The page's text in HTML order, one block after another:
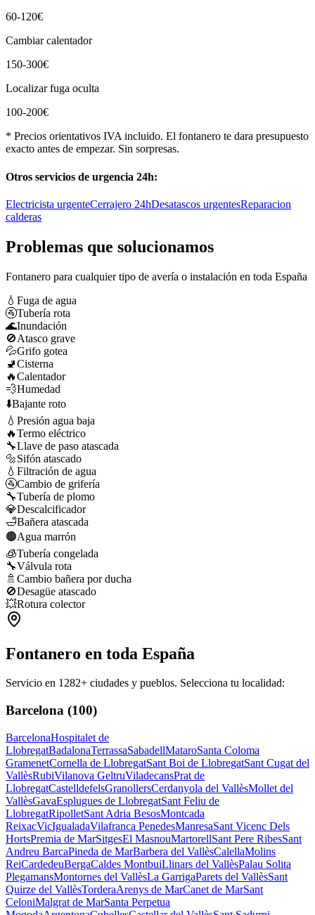
60-120€
Cambiar calentador
150-300€
Localizar fuga oculta
100-200€
* Precios orientativos IVA incluido. El fontanero te dara presupuesto
exacto antes de empezar. Sin sorpresas.
Otros servicios de urgencia 24h:
Electricista urgenteCerrajero 24hDesatascos urgentesReparacion
calderas
Problemas que solucionamos
Fontanero para cualquier tipo de avería o instalación en toda España
💧 Fuga de agua
🚰Tubería rota
🌊Inundación
🚫Atasco grave
💦Grifo gotea
🚽Cisterna
🔥Calentador
💨Humedad
⬇️Bajante roto
💧 Presión agua baja
🔥Termo eléctrico
🔧Llave de paso atascada
🔩Sifón atascado
💧 Filtración de agua
🚰Cambio de grifería
🔧Tubería de plomo
💎Descalcificador
🛁Bañera atascada
🟤Agua marrón
🧊Tubería congelada
🔧Válvula rota
🚿 Cambio bañera por ducha
🚫Desagüe atascado
💥Rotura colector
Fontanero en toda España
Servicio en 1282+ ciudades y pueblos. Selecciona tu localidad:
Barcelona (100)
BarcelonaHospitalet de
LlobregatBadalonaTerrassaSabadellMataroSanta Coloma
GramenetCornella de LlobregatSant Boi de LlobregatSant Cugat del
VallèsRubiVilanova GeltruViladecansPrat de
LlobregatCastelldefelsGranollersCerdanyola del VallèsMollet del
VallèsGavaEsplugues de LlobregatSant Feliu de
LlobregatRipolletSant Adria BesosMontcada
ReixacVicIgualadaVilafranca PenedesManresaSant Vicenc Dels
HortsPremia de MarSitgesEl MasnouMartorellSant Pere RibesSant
Andreu BarcaPineda de MarBarbera del VallèsCalellaMolins
ReiCardedeuBergaCaldes MontbuiLlinars del VallèsPalau Solita
PlegamansMontornes del VallèsLa GarrigaParets del VallèsSant
Quirze del VallèsTorderaArenys de MarCanet de MarSant
CeloniMalgrat de MarSanta Perpetua